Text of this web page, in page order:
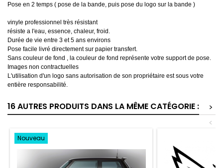
Pose en 2 temps ( pose de la bande, puis pose du logo sur la bande )
vinyle professionnel très résistant
résiste a l'eau, essence, chaleur, froid.
Durée de vie entre 3 et 5 ans environs
Pose facile livré directement sur papier transfert.
Sans couleur de fond , la couleur de fond représente votre support de pose.
Images non contractuelles
L'utilisation d'un logo sans autorisation de son propriétaire est sous votre
entière responsabilité.
16 AUTRES PRODUITS DANS LA MÊME CATÉGORIE :
>
<
Nouveau